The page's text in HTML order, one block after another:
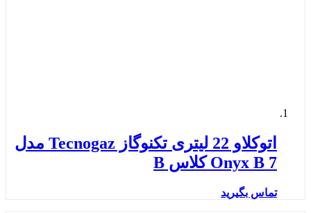
اتوکلاو 22 لیتری تکنوگاز Tecnogaz مدل
Onyx B 7 کلاس B
تماس بگیرید